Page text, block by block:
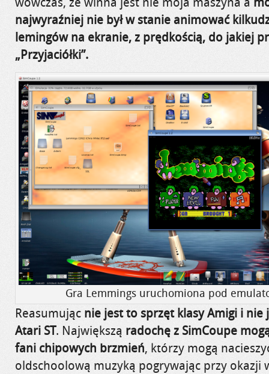
najwyraźniej nie był w stanie animować
lemingów na ekranie, z prędkością, do jakiej
„Przyjaciółki”.
Gra Lemmings uruchomiona pod
Reasumując nie jest to sprzęt klasy Amigi i nie
Atari ST. Największą radochę z SimCoupe
fani chipowych brzmień, którzy mogą
oldschoolową muzyką pogrywając przy okazji